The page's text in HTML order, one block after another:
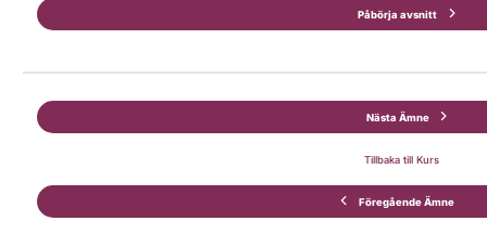
Påbörja avsnitt
Föregående Ämne
Tillbaka till Kurs
Nästa Ämne